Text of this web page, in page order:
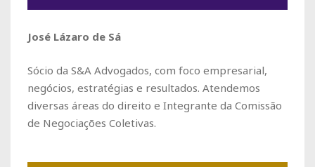
José Lázaro de Sá
Sócio da S&A Advogados, com foco empresarial,
negócios, estratégias e resultados. Atendemos
diversas áreas do direito e Integrante da Comissão
de Negociações Coletivas.